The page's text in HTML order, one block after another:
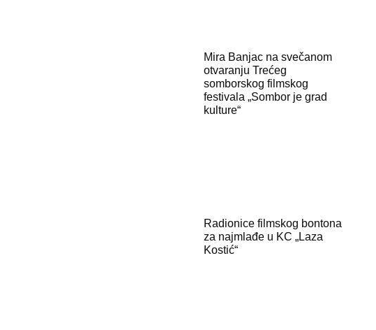
Mira Banjac na svečanom
otvaranju Trećeg
somborskog filmskog
festivala „Sombor je grad
kulture“
Radionice filmskog bontona
za najmlađe u KC „Laza
Kostić“